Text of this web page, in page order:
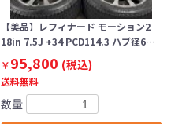
【美品】レフィナード モーション2
18in 7.5J +34 PCD114.3 ハブ径6…
￥95,800 (税込)
送料無料
数量